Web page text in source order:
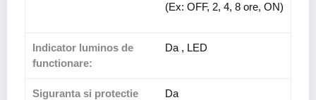
(Ex: OFF, 2, 4, 8 ore, ON)
Indicator luminos de
functionare:
Da , LED
Siguranta si protectie
Da